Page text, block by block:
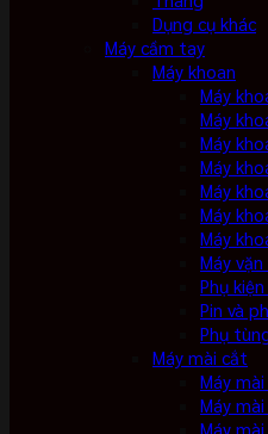
Dụng cụ khác
Máy cầm tay
Máy khoan
Máy
Máy
Máy
Máy
Máy
Máy
Máy
Máy
Phụ
Pin và
Phụ
Máy mài cắt
Máy
Máy